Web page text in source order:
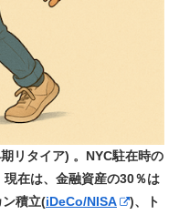
リタイア) 。NYC駐在時の
在は、金融資産の30％は
積立(iDeCo/NISA
)、ト